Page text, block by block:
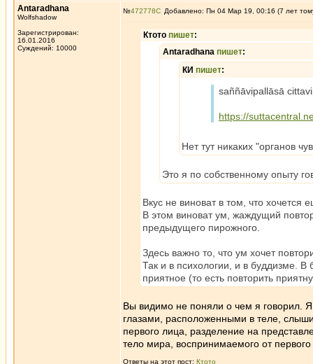
Antaradhana
Wolfshadow
Зарегистрирован:
16.01.2016
Суждений: 10000
№472778 Добавлено: Пн 04 Мар 19, 00:16 (7 лет
Ктото пишет:
Antaradhana пишет:
КИ пишет:
saññāvipallāsā
https://
Нет тут никаких "органов
Это я по собственному опыту
Вкус не виноват в том, что хочется
В этом виноват ум, жаждущий
предыдущего пирожного.
Здесь важно то, что ум хочет
Так и в психологии, и в буддизме. В
приятное (то есть повторить
Вы видимо не поняли о чем я говорил.
глазами, расположенными в теле,
первого лица, разделение на
тело мира, воспринимаемого от
Ответы на этот пост: Ктото